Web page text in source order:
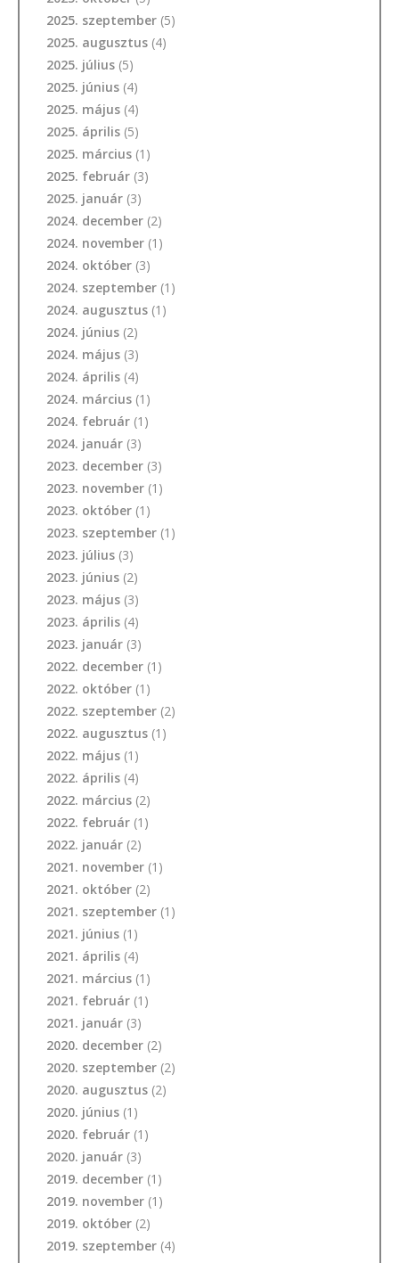
2025. szeptember (5)
2025. augusztus (4)
2025. július (5)
2025. június (4)
2025. május (4)
2025. április (5)
2025. március (1)
2025. február (3)
2025. január (3)
2024. december (2)
2024. november (1)
2024. október (3)
2024. szeptember (1)
2024. augusztus (1)
2024. június (2)
2024. május (3)
2024. április (4)
2024. március (1)
2024. február (1)
2024. január (3)
2023. december (3)
2023. november (1)
2023. október (1)
2023. szeptember (1)
2023. július (3)
2023. június (2)
2023. május (3)
2023. április (4)
2023. január (3)
2022. december (1)
2022. október (1)
2022. szeptember (2)
2022. augusztus (1)
2022. május (1)
2022. április (4)
2022. március (2)
2022. február (1)
2022. január (2)
2021. november (1)
2021. október (2)
2021. szeptember (1)
2021. június (1)
2021. április (4)
2021. március (1)
2021. február (1)
2021. január (3)
2020. december (2)
2020. szeptember (2)
2020. augusztus (2)
2020. június (1)
2020. február (1)
2020. január (3)
2019. december (1)
2019. november (1)
2019. október (2)
2019. szeptember (4)